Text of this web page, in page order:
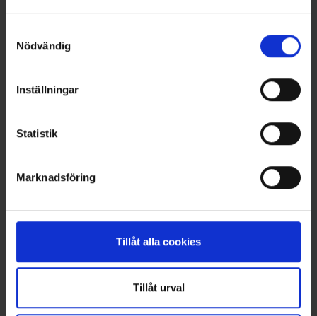
Nödvändig
Inställningar
Statistik
Marknadsföring
Tillåt alla cookies
Tillåt urval
Vår kurs i internrevision IAFT 16949 är kursen för dig som ska bli
internrevisor och som behöver vässa dina praktiska kunskaper om
hur man reviderar ett kvalitetsledningssystem som bygger på IATF
Läs mer
Nästa kurstillfälle
18 november 2026